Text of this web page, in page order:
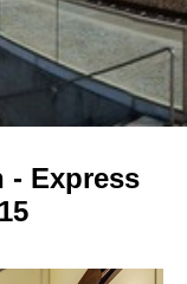
- Express